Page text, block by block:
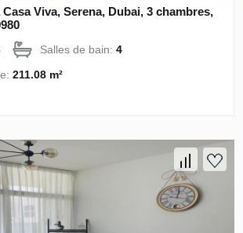
Viva, Serena, Dubai, 3 chambres,
Salles de bain:4
211.08 m²